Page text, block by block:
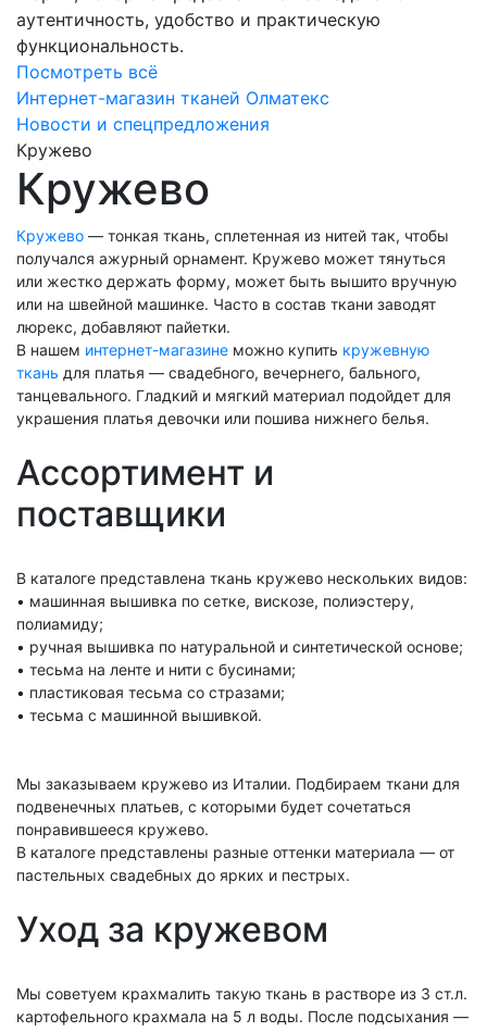
аутентичность, удобство и практическую
функциональность.
Посмотреть всё
Интернет-магазин тканей Олматекс
Новости и спецпредложения
Кружево
Кружево
Кружево— тонкая ткань, сплетенная из нитей так, чтобы
получался ажурный орнамент. Кружево может тянуться
или жестко держать форму, может быть вышито вручную
или на швейной машинке. Часто в состав ткани заводят
люрекс, добавляют пайетки.
В нашеминтернет-магазинеможно купитькружевную
тканьдля платья — свадебного, вечернего, бального,
танцевального. Гладкий и мягкий материал подойдет для
украшения платья девочки или пошива нижнего белья.
Ассортимент и
поставщики
В каталоге представлена ткань кружево нескольких видов:
• машинная вышивка по сетке, вискозе, полиэстеру,
полиамиду;
• ручная вышивка по натуральной и синтетической основе;
• тесьма на ленте и нити с бусинами;
• пластиковая тесьма со стразами;
• тесьма с машинной вышивкой.
Мы заказываем кружево из Италии. Подбираем ткани для
подвенечных платьев, с которыми будет сочетаться
понравившееся кружево.
В каталоге представлены разные оттенки материала — от
пастельных свадебных до ярких и пестрых.
Уход за кружевом
Мы советуем крахмалить такую ткань в растворе из 3 ст.л.
картофельного крахмала на 5 л воды. После подсыхания —